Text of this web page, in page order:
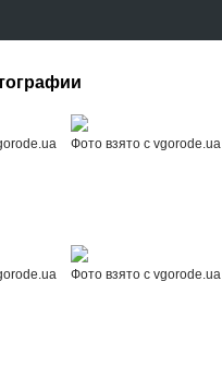
Фото взято с vgorode.ua
Фото взято с vgorode.ua